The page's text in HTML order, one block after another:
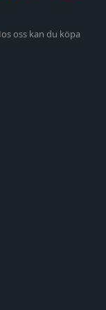
oss kan du köpa